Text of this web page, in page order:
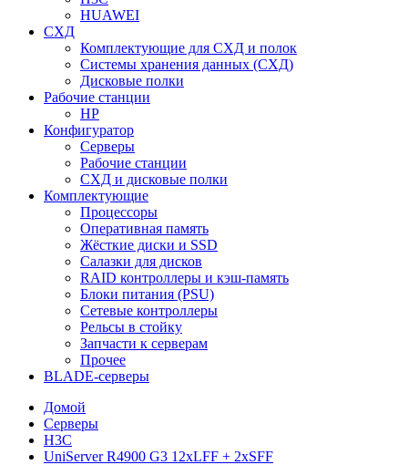
HUAWEI
СХД
Комплектующие для СХД и полок
Системы хранения данных (СХД)
Дисковые полки
Рабочие станции
HP
Конфигуратор
Серверы
Рабочие станции
СХД и дисковые полки
Комплектующие
Процессоры
Оперативная память
Жёсткие диски и SSD
Салазки для дисков
RAID контроллеры и кэш-память
Блоки питания (PSU)
Сетевые контроллеры
Рельсы в стойку
Запчасти к серверам
Прочее
BLADE-серверы
Домой
Серверы
H3C
UniServer R4900 G3 12xLFF + 2xSFF